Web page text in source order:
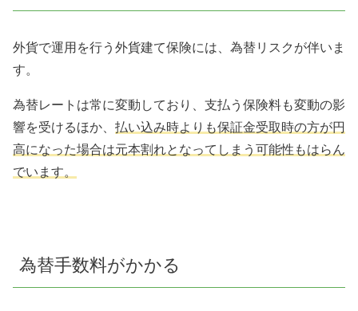
外貨で運用を行う外貨建て保険には、為替リスクが伴いま
す。
為替レートは常に変動しており、支払う保険料も変動の影
響を受けるほか、 払い込み時よりも保証金受取時の方が円
高になった場合は元本割れとなってしまう可能性もはらん
でいます。
為替手数料がかかる